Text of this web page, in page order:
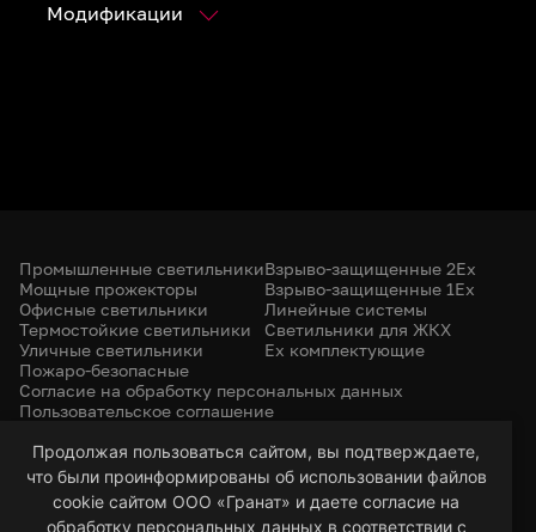
Модификации
Продолжая пользоваться сайтом, вы подтверждаете,
что были проинформированы об использовании файлов
cookie сайтом ООО «Гранат» и даете согласие на
обработку персональных данных в соответствии с
Промышленные светильники
Мощные прожекторы
Офисные светильники
Термостойкие светильники
Уличные светильники
Пожаро-безопасные
Взрыво-защищенные 2Ex
Взрыво-защищенные 1Ex
Линейные системы
Светильники для ЖКХ
Ex комплектующие
Согласие на обработку персональных данных
Пользовательское соглашение
+7 (385) 299-31-31
led-22@bk.ru
г. Барнаул, 656053
ул. Северо-Западная, 57/99